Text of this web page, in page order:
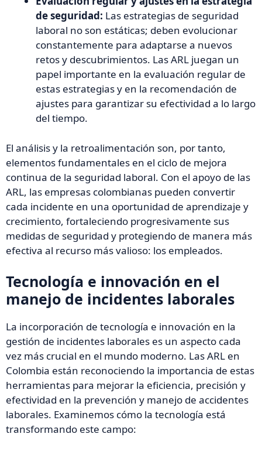
de seguridad: Las estrategias de seguridad
laboral no son estáticas; deben evolucionar
constantemente para adaptarse a nuevos
retos y descubrimientos. Las ARL juegan un
papel importante en la evaluación regular de
estas estrategias y en la recomendación de
ajustes para garantizar su efectividad a lo largo
del tiempo.
El análisis y la retroalimentación son, por tanto,
elementos fundamentales en el ciclo de mejora
continua de la seguridad laboral. Con el apoyo de las
ARL, las empresas colombianas pueden convertir
cada incidente en una oportunidad de aprendizaje y
crecimiento, fortaleciendo progresivamente sus
medidas de seguridad y protegiendo de manera más
efectiva al recurso más valioso: los empleados.
Tecnología e innovación en el
manejo de incidentes laborales
La incorporación de tecnología e innovación en la
gestión de incidentes laborales es un aspecto cada
vez más crucial en el mundo moderno. Las ARL en
Colombia están reconociendo la importancia de estas
herramientas para mejorar la eficiencia, precisión y
efectividad en la prevención y manejo de accidentes
laborales. Examinemos cómo la tecnología está
transformando este campo: